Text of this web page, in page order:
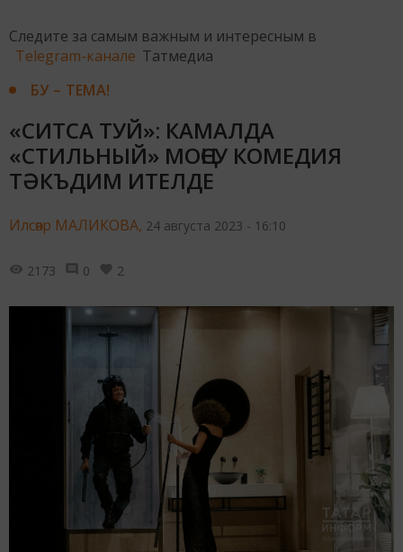
Следите за самым важным и интересным в
Telegram-канале Татмедиа
БУ – ТЕМА!
«СИТСА ТУЙ»: КАМАЛДА
«СТИЛЬНЫЙ» МОҢСУ КОМЕДИЯ
ТӘКЪДИМ ИТЕЛДЕ
Илсөяр МАЛИКОВА, 24 августа 2023 - 16:10
2173 0 2